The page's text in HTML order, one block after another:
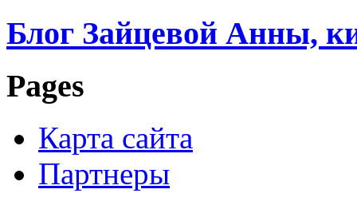
Блог Зайцевой Анны,
Pages
Карта сайта
Партнеры